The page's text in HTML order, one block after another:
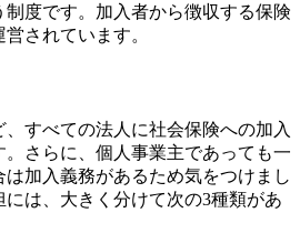
度です。加入者から徴収する保険
されています。
すべての法人に社会保険への加入
さらに、個人事業主であっても一
加入義務があるため気をつけまし
には、大きく分けて次の3種類があ